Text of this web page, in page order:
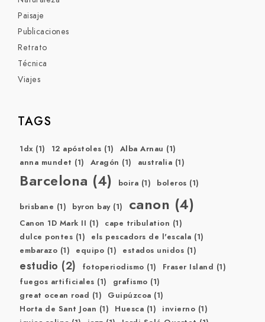
Paisaje
Publicaciones
Retrato
Técnica
Viajes
TAGS
1dx(1) 12 apóstoles (1) Alba Arnau (1)
anna mundet (1) Aragón (1) australia (1)
Barcelona (4) boira (1) boleros (1)
brisbane (1) byron bay(1) canon (4)
Canon 1D Mark II (1) cape tribulation (1)
dulce pontes (1) els pescadors de l'escala (1)
embarazo (1) equipo (1) estados unidos (1)
estudio (2) fotoperiodismo (1) Fraser Island (1)
fuegos artificiales (1) grafismo (1)
great ocean road (1) Guipúzcoa (1)
Horta de Sant Joan (1) Huesca (1) invierno (1)